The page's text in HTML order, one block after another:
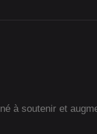
à soutenir et